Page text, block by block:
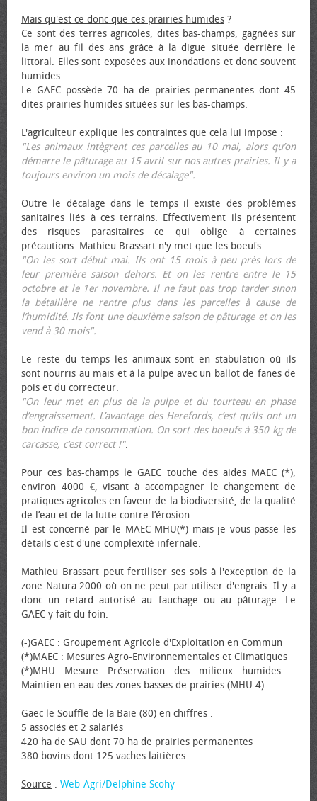
Mais qu'est ce donc que ces prairies humides ?
Ce sont des terres agricoles, dites bas-champs, gagnées sur
la mer au fil des ans grâce à la digue située derrière le
littoral. Elles sont exposées aux inondations et donc souvent
humides.
Le GAEC possède 70 ha de prairies permanentes dont 45
dites prairies humides situées sur les bas-champs.
L'agriculteur explique les contraintes que cela lui impose :
"Les animaux intègrent ces parcelles au 10 mai, alors qu’on
démarre le pâturage au 15 avril sur nos autres prairies. Il y a
toujours environ un mois de décalage".
Outre le décalage dans le temps il existe des problèmes
sanitaires liés à ces terrains. Effectivement ils présentent
des risques parasitaires ce qui oblige à certaines
précautions. Mathieu Brassart n'y met que les bœufs.
"On les sort début mai. Ils ont 15 mois à peu près lors de
leur première saison dehors. Et on les rentre entre le 15
octobre et le 1er novembre. Il ne faut pas trop tarder sinon
la bétaillère ne rentre plus dans les parcelles à cause de
l’humidité. Ils font une deuxième saison de pâturage et on les
vend à 30 mois".
Le reste du temps les animaux sont en stabulation où ils
sont nourris au maïs et à la pulpe avec un ballot de fanes de
pois et du correcteur.
"On leur met en plus de la pulpe et du tourteau en phase
d’engraissement. L’avantage des Herefords, c’est qu’ils ont un
bon indice de consommation. On sort des bœufs à 350 kg de
carcasse, c’est correct !".
Pour ces bas-champs le GAEC touche des aides MAEC (*),
environ 4000 €, visant à accompagner le changement de
pratiques agricoles en faveur de la biodiversité, de la qualité
de l’eau et de la lutte contre l’érosion.
Il est concerné par le MAEC MHU(*) mais je vous passe les
détails c'est d'une complexité infernale.
Mathieu Brassart peut fertiliser ses sols à l'exception de la
zone Natura 2000 où on ne peut par utiliser d'engrais. Il y a
donc un retard autorisé au fauchage ou au pâturage. Le
GAEC y fait du foin.
(-)GAEC : Groupement Agricole d'Exploitation en Commun
(*)MAEC : Mesures Agro-Environnementales et Climatiques
(*)MHU Mesure Préservation des milieux humides −
Maintien en eau des zones basses de prairies (MHU 4)
Gaec le Souffle de la Baie (80) en chiffres :
5 associés et 2 salariés
420 ha de SAU dont 70 ha de prairies permanentes
380 bovins dont 125 vaches laitières
Source : Web-Agri/Delphine Scohy